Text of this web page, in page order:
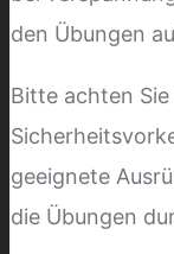
den Übungen
Bitte achten
geeignete
die Übungen